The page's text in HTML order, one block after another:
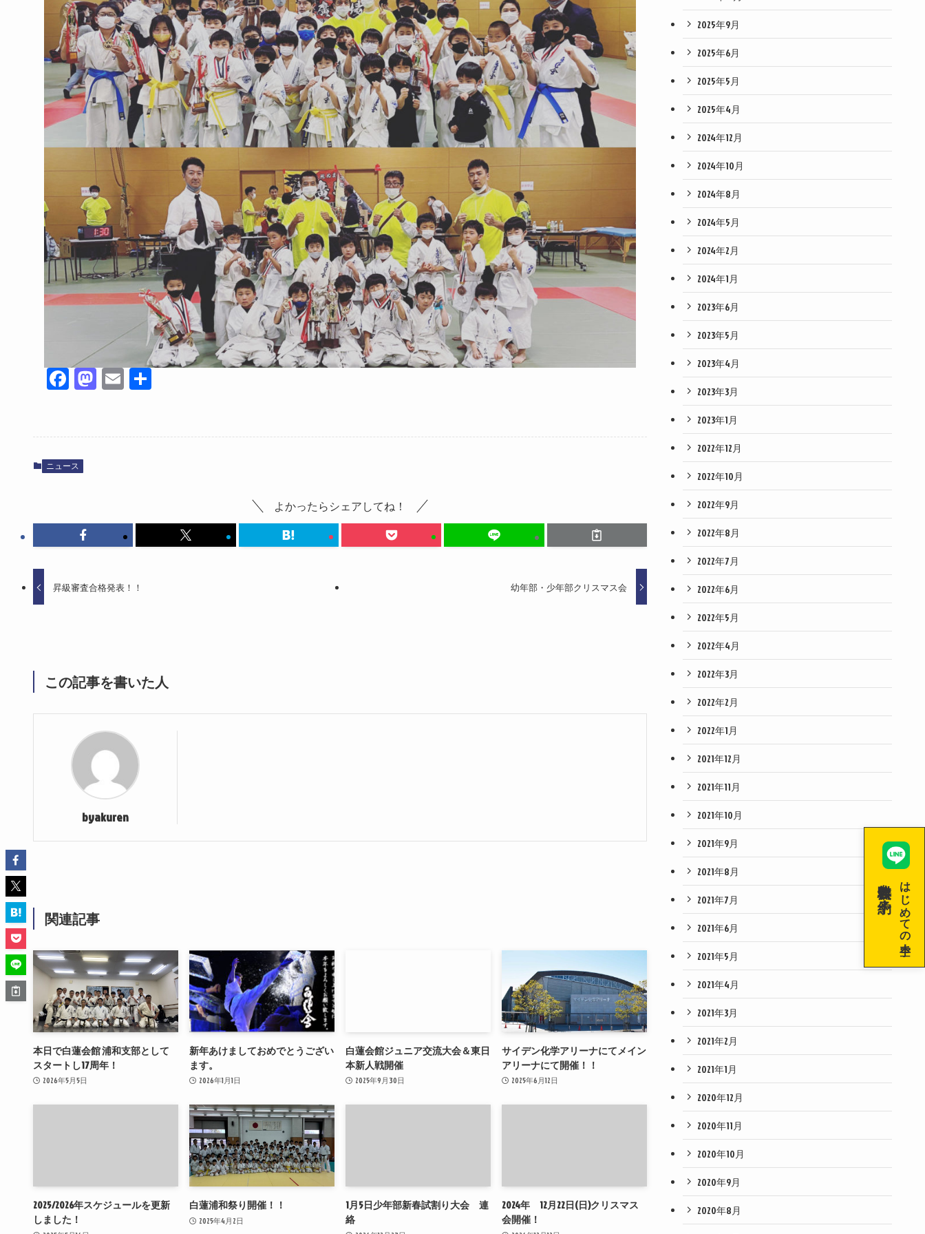
Fa
ce
ok
M
as
do
E
m
共
ニュース
よかったらシェアしてね！
昇級審査合格発表！！ 幼年部・少年部クリスマス会
この記事を書いた人
byakuren
関連記事
本日で白蓮会館 浦和支部として
スタートし17周年！
2026年5月5日
新年あけましておめでとうござい
ます。
2026年1月1日
白蓮会館ジュニア交流大会＆東日
本新人戦開催
2025年9月30日
サイデン化学アリーナにてメイン
アリーナにて開催！！
2025年6月12日
2025/2026年スケジュールを更新
しました！
白蓮浦和祭り開催！！
2025年4月2日
1月5日少年部新春試割り大会 連
絡
2024年 12月22日(日)クリスマス
会開催！
2025年9月
2025年6月
2025年5月
2025年4月
2024年12月
2024年10月
2024年8月
2024年5月
2024年2月
2024年1月
2023年6月
2023年5月
2023年4月
2023年3月
2023年1月
2022年12月
2022年10月
2022年9月
2022年8月
2022年7月
2022年6月
2022年5月
2022年4月
2022年3月
2022年2月
2022年1月
2021年12月
2021年11月
2021年10月
2021年9月
2021年8月
2021年7月
2021年6月
2021年5月
2021年4月
2021年3月
2021年2月
2021年1月
2020年12月
2020年11月
2020年10月
2020年9月
2020年8月
はじめての空手！
無料体験を予約！